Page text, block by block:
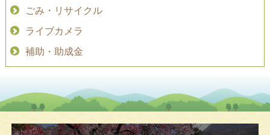
ごみ・リサイクル
ライブカメラ
補助・助成金